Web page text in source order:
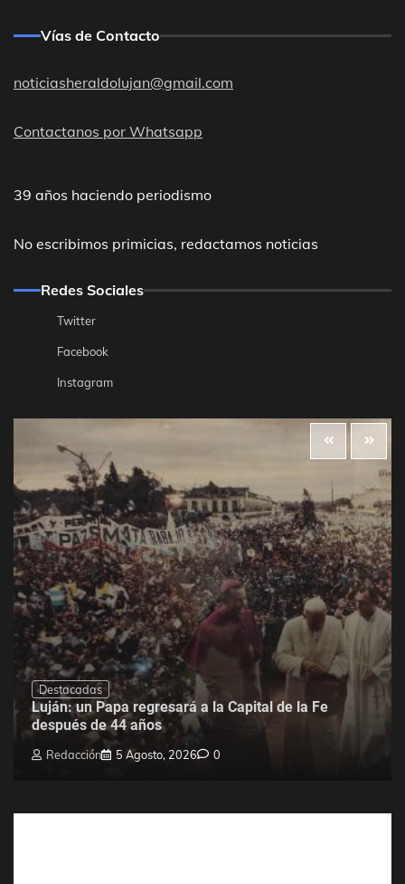
Vías de Contacto
noticiasheraldolujan@gmail.com
Contactanos por Whatsapp
39 años haciendo periodismo
No escribimos primicias, redactamos noticias
Redes Sociales
Twitter
Facebook
Instagram
Destacadas
Luján: un Papa regresará a la Capital de la Fe
después de 44 años
Redacción 5 Agosto, 2026 0